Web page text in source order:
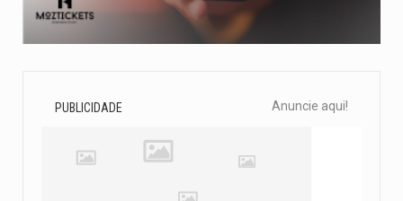
PUBLICIDADE Anuncie aqui!